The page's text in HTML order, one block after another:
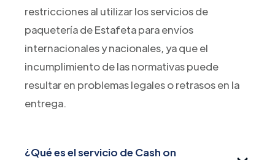
restricciones al utilizar los servicios de
paquetería de Estafeta para envíos
internacionales y nacionales, ya que el
incumplimiento de las normativas puede
resultar en problemas legales o retrasos en la
entrega.
¿Qué es el servicio de Cash on